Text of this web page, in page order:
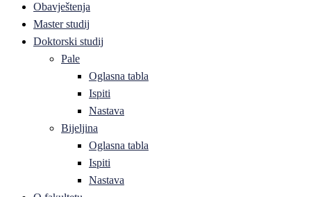
Obavještenja
Master studij
Doktorski studij
Pale
Oglasna tabla
Ispiti
Nastava
Bijeljina
Oglasna tabla
Ispiti
Nastava